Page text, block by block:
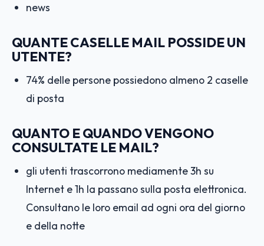
news
QUANTE CASELLE MAIL POSSIDE UN
UTENTE?
74% delle persone possiedono almeno 2 caselle
di posta
QUANTO E QUANDO VENGONO
CONSULTATE LE MAIL?
gli utenti trascorrono mediamente 3h su
Internet e 1h la passano sulla posta elettronica.
Consultano le loro email ad ogni ora del giorno
e della notte